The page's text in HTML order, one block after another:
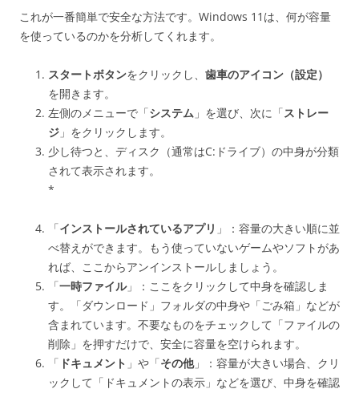
これが一番簡単で安全な方法です。Windows 11は、何が容量
を使っているのかを分析してくれます。
スタートボタンをクリックし、 歯車のアイコン（設定）
を開きます。
左側のメニューで「システム 」を選び、次に「ストレー
ジ 」をクリックします。
少し待つと、ディスク（通常はC:ドライブ）の中身が分類
されて表示されます。
*
「インストールされているアプリ 」：容量の大きい順に並
べ替えができます。もう使っていないゲームやソフトがあ
れば、ここからアンインストールしましょう。
「一時ファイル」：ここをクリックして中身を確認しま
す。「ダウンロード」フォルダの中身や「ごみ箱」などが
含まれています。不要なものをチェックして「ファイルの
削除」を押すだけで、安全に容量を空けられます。
「 ドキュメント 」や「その他」：容量が大きい場合、クリ
ックして「ドキュメントの表示」などを選び、中身を確認